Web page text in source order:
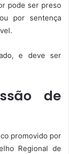
pode ser preso
por sentença
e deve ser
de
promovido por
Regional de